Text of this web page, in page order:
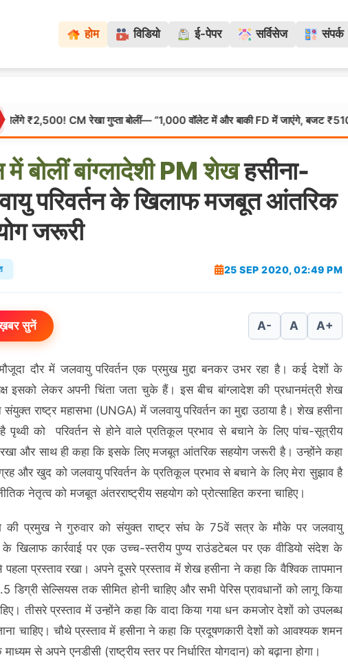
होम विडियो ई-पेपर सर्विसेज संपर्क
CM रेखा गुप्ता बोलीं— “1,000 वॉलेट में और बाकी FD में जाएंगे, बजट ₹5100 करोड़”
मेंबोलींबांग्लादेशी PM शेखहसीना-
परिवर्तन के खिलाफ मजबूत आंतरिक
जरूरी
25 SEP 2020, 02:49 PM
सुनें A- A A+
दौर में जलवायु परिवर्तन एक प्रमुख मुद्दा बनकर उभर रहा है। कई देशों के
इसको लेकर अपनी चिंता जता चुके हैं। इस बीच बांग्लादेश की प्रधानमंत्री शेख
संयुक्त राष्ट्र महासभा (UNGA) में जलवायु परिवर्तन का मुद्दा उठाया है। शेख हसीना
पृथ्वी को परिवर्तन से होने वाले प्रतिकूल प्रभाव से बचाने के लिए पांच-सूत्रीय
रखा और साथ ही कहा कि इसके लिए मजबूत आंतरिक सहयोग जरूरी है। उन्होंने कहा
और खुद को जलवायु परिवर्तन के प्रतिकूल प्रभाव से बचाने के लिए मेरा सुझाव है
नेतृत्व को मजबूत अंतरराष्ट्रीय सहयोग को प्रोत्साहित करना चाहिए।
की प्रमुख ने गुरुवार को संयुक्त राष्ट्र संघ के 75वें सत्र के मौके पर जलवायु
के खिलाफ कार्रवाई पर एक उच्च-स्तरीय पुण्य राउंडटेबल पर एक वीडियो संदेश के
पहला प्रस्ताव रखा। अपने दूसरे प्रस्ताव में शेख हसीना ने कहा कि वैश्विक तापमान
डिग्री सेल्सियस तक सीमित होनी चाहिए और सभी पेरिस प्रावधानों को लागू किया
तीसरे प्रस्ताव में उन्होंने कहा कि वादा किया गया धन कमजोर देशों को उपलब्ध
चाहिए। चौथे प्रस्ताव में हसीना ने कहा कि प्रदूषणकारी देशों को आवश्यक शमन
से अपने एनडीसी (राष्ट्रीय स्तर पर निर्धारित योगदान) को बढ़ाना होगा।